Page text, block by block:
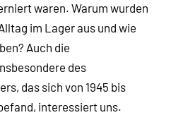
waren. Warum wurden
im Lager aus und wie
Auch die
des
das sich von 1945 bis
interessiert uns.